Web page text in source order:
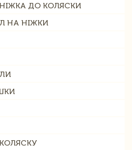
ДО КОЛЯСКИ
НА НІЖКИ